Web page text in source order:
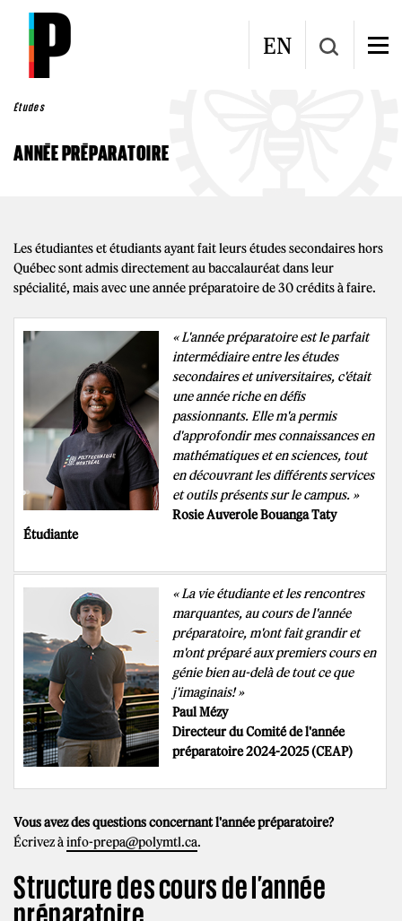
Aller au contenu principal
EN
Études
ANNÉE PRÉPARATOIRE
Les étudiantes et étudiants ayant fait leurs études secondaires hors
Québec sont admis directement au baccalauréat dans leur
spécialité, mais avec une année préparatoire de 30 crédits à faire.
« L'année préparatoire est le parfait
intermédiaire entre les études
secondaires et universitaires, c'était
une année riche en défis
passionnants. Elle m'a permis
d'approfondir mes connaissances en
mathématiques et en sciences, tout
en découvrant les différents services
et outils présents sur le campus. »
Rosie Auverole Bouanga Taty
Étudiante
« La vie étudiante et les rencontres
marquantes, au cours de l'année
préparatoire, m'ont fait grandir et
m'ont préparé aux premiers cours en
génie bien au-delà de tout ce que
j'imaginais! »
Paul Mézy
Directeur du Comité de l'année
préparatoire 2024-2025 (CEAP)
Vous avez des questions concernant l'année préparatoire?
Écrivez àinfo-prepa@polymtl.ca.
Structure des cours de l’année